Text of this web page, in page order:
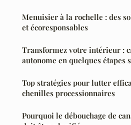
Menuisier à la rochelle : des
et écoresponsables
Transformez votre intérieur :
autonome en quelques étapes
Top stratégies pour lutter
chenilles processionnaires
Pourquoi le débouchage de